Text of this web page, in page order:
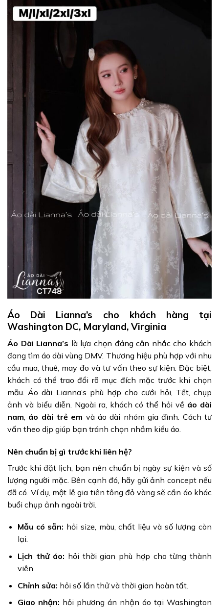
Áo Dài Lianna’s cho khách hàng tại
Washington DC, Maryland, Virginia
Áo Dài Lianna’s là lựa chọn đáng cân nhắc cho khách
đang tìm áo dài vùng DMV. Thương hiệu phù hợp với nhu
cầu mua, thuê, may đo và tư vấn theo sự kiện. Đặc biệt,
khách có thể trao đổi rõ mục đích mặc trước khi chọn
mẫu. Áo dài Lianna’s phù hợp cho cưới hỏi, Tết, chụp
ảnh và biểu diễn. Ngoài ra, khách có thể hỏi về áo dài
nam áo dài trẻ em và áo dài nhóm gia đình. Cách tư
vấn theo dịp giúp bạn tránh chọn nhầm kiểu áo.
Nên chuẩn bị gì trước khi liên hệ?
Trước khi đặt lịch, bạn nên chuẩn bị ngày sự kiện và số
lượng người mặc. Bên cạnh đó, hãy gửi ảnh concept nếu
đã có. Ví dụ, một lễ gia tiên tông đỏ vàng sẽ cần áo khác
buổi chụp ảnh ngoài trời.
Mẫu có sẵn: hỏi size, màu, chất liệu và số lượng còn
lại.
Lịch thử áo: hỏi thời gian phù hợp cho từng thành
viên.
Chỉnh sửa: hỏi số lần thử và thời gian hoàn tất.
Giao nhận: hỏi phương án nhận áo tại Washington